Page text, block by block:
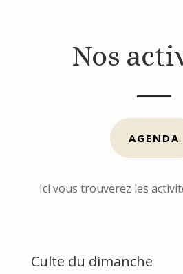
Nos
AGENDA
Ici vous trouverez les
Culte du dimanche